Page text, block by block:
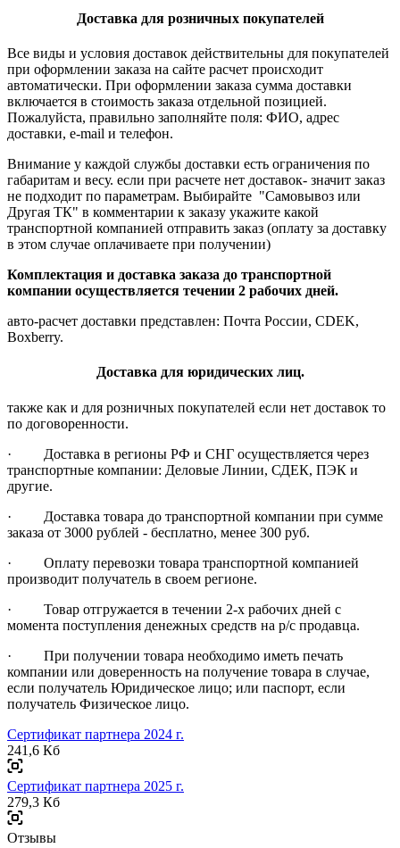
Доставка для розничных покупателей
Все виды и условия доставок действительны для покупателей
при оформлении заказа на сайте расчет происходит
автоматически. При оформлении заказа сумма доставки
включается в стоимость заказа отдельной позицией.
Пожалуйста, правильно заполняйте поля: ФИО, адрес
доставки, e-mail и телефон.
Внимание у каждой службы доставки есть ограничения по
габаритам и весу. если при расчете нет доставок- значит заказ
не подходит по параметрам. Выбирайте "Самовывоз или
Другая ТК" в комментарии к заказу укажите какой
транспортной компанией отправить заказ (оплату за доставку
в этом случае оплачиваете при получении)
Комплектация и доставка заказа до транспортной
компании осуществляется течении 2 рабочих дней.
авто-расчет доставки представлен: Почта России, CDEK,
Boxberry.
Доставка для юридических лиц.
также как и для розничных покупателей если нет доставок то
по договоренности.
· Доставка в регионы РФ и СНГ осуществляется через
транспортные компании: Деловые Линии, СДЕК, ПЭК и
другие.
· Доставка товара до транспортной компании при сумме
заказа от 3000 рублей - бесплатно, менее 300 руб.
· Оплату перевозки товара транспортной компанией
производит получатель в своем регионе.
· Товар отгружается в течении 2-х рабочих дней с
момента поступления денежных средств на р/с продавца.
· При получении товара необходимо иметь печать
компании или доверенность на получение товара в случае,
если получатель Юридическое лицо; или паспорт, если
получатель Физическое лицо.
Сертификат партнера 2024 г.
241,6 Кб
Сертификат партнера 2025 г.
279,3 Кб
Отзывы